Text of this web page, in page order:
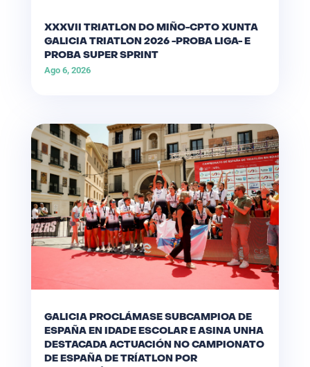
XXXVII TRIATLON DO MIÑO-CPTO XUNTA
GALICIA TRIATLON 2026 -PROBA LIGA- E
PROBA SUPER SPRINT
Ago 6, 2026
GALICIA PROCLÁMASE SUBCAMPIOA DE
ESPAÑA EN IDADE ESCOLAR E ASINA UNHA
DESTACADA ACTUACIÓN NO CAMPIONATO
DE ESPAÑA DE TRÍATLON POR